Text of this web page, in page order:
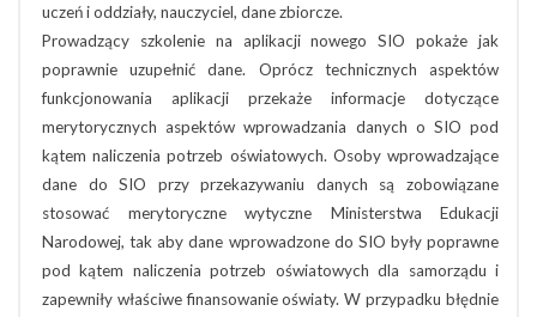
uczeń i oddziały, nauczyciel, dane zbiorcze.
Prowadzący szkolenie na aplikacji nowego SIO pokaże jak
poprawnie uzupełnić dane. Oprócz technicznych aspektów
funkcjonowania aplikacji przekaże informacje dotyczące
merytorycznych aspektów wprowadzania danych o SIO pod
kątem naliczenia potrzeb oświatowych. Osoby wprowadzające
dane do SIO przy przekazywaniu danych są zobowiązane
stosować merytoryczne wytyczne Ministerstwa Edukacji
Narodowej, tak aby dane wprowadzone do SIO były poprawne
pod kątem naliczenia potrzeb oświatowych dla samorządu i
zapewniły właściwe finansowanie oświaty. W przypadku błędnie